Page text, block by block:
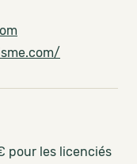
pour les licenciés